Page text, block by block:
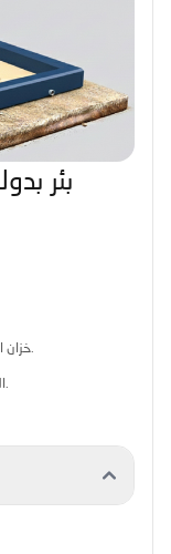
خزان الماء: بلاستيكي سعة 2000 ليتر على قاعدة بارتفاع 3 أمتار.
الأنابيب: بلاستيكية بطول 500 متر تربط بين الأحياء السكنية.